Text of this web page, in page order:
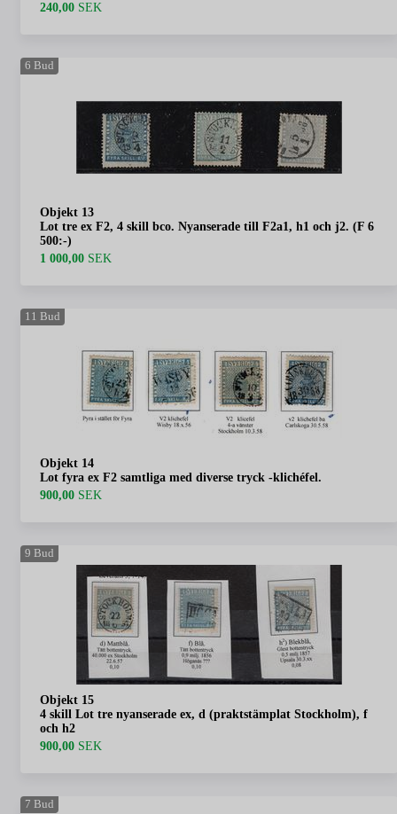
240,00 SEK
6 Bud
Objekt 13
Lot tre ex F2, 4 skill bco. Nyanserade till F2a1, h1 och j2. (F 6
500:-)
1 000,00 SEK
11 Bud
Objekt 14
Lot fyra ex F2 samtliga med diverse tryck -klichéfel.
900,00 SEK
9 Bud
Objekt 15
4 skill Lot tre nyanserade ex, d (praktstämplat Stockholm), f
och h2
900,00 SEK
7 Bud